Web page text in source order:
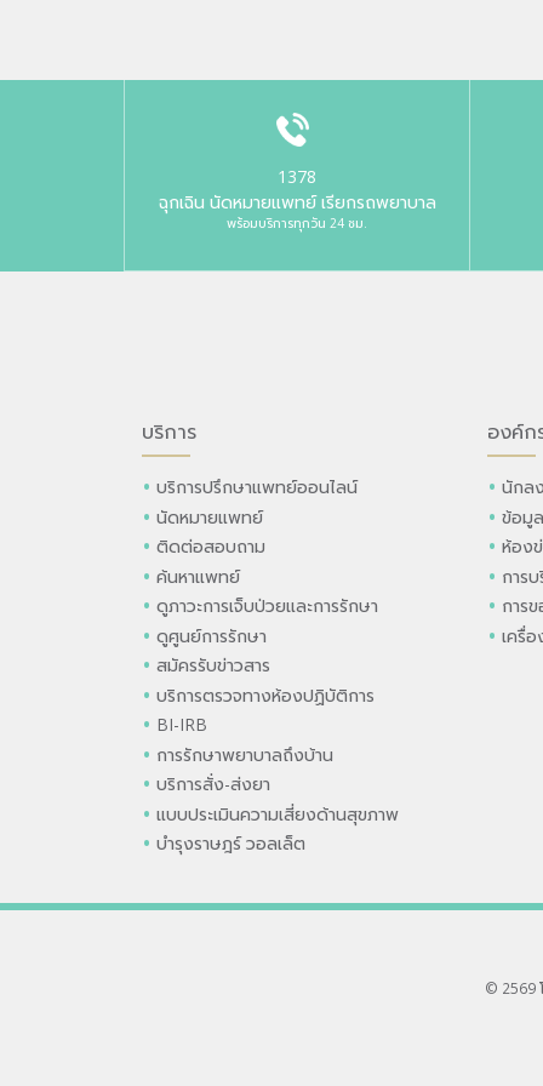
1378
ฉุกเฉิน นัดหมายแพทย์ เรียกรถพยาบาล
พร้อมบริการทุกวัน 24 ชม.
บริการ
บริการปรึกษาแพทย์ออนไลน์
นัดหมายแพทย์
ติดต่อสอบถาม
ค้นหาแพทย์
ดูภาวะการเจ็บป่วยและการรักษา
ดูศูนย์การรักษา
สมัครรับข่าวสาร
บริการตรวจทางห้องปฏิบัติการ
BI-IRB
การรักษาพยาบาลถึงบ้าน
บริการสั่ง-ส่งยา
แบบประเมินความเสี่ยงด้านสุขภาพ
บำรุงราษฎร์ วอลเล็ต
องค์ก
นักล
ข้อมู
ห้อง
การ
การ
เครื่
© 2569